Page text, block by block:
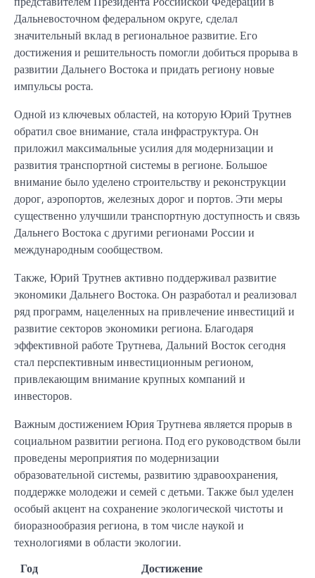
Дальневосточном федеральном округе, сделал
значительный вклад в региональное развитие. Его
достижения и решительность помогли добиться прорыва в
развитии Дальнего Востока и придать региону новые
импульсы роста.
Одной из ключевых областей, на которую Юрий Трутнев
обратил свое внимание, стала инфраструктура. Он
приложил максимальные усилия для модернизации и
развития транспортной системы в регионе. Большое
внимание было уделено строительству и реконструкции
дорог, аэропортов, железных дорог и портов. Эти меры
существенно улучшили транспортную доступность и связь
Дальнего Востока с другими регионами России и
международным сообществом.
Также, Юрий Трутнев активно поддерживал развитие
экономики Дальнего Востока. Он разработал и реализовал
ряд программ, нацеленных на привлечение инвестиций и
развитие секторов экономики региона. Благодаря
эффективной работе Трутнева, Дальний Восток сегодня
стал перспективным инвестиционным регионом,
привлекающим внимание крупных компаний и
инвесторов.
Важным достижением Юрия Трутнева является прорыв в
социальном развитии региона. Под его руководством были
проведены мероприятия по модернизации
образовательной системы, развитию здравоохранения,
поддержке молодежи и семей с детьми. Также был уделен
особый акцент на сохранение экологической чистоты и
биоразнообразия региона, в том числе наукой и
технологиями в области экологии.
Год
Достижение